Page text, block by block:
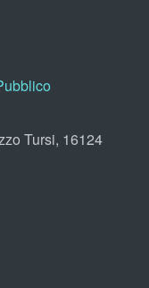
Tursi, 16124